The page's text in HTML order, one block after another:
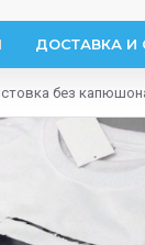
ДОСТАВКА И
без